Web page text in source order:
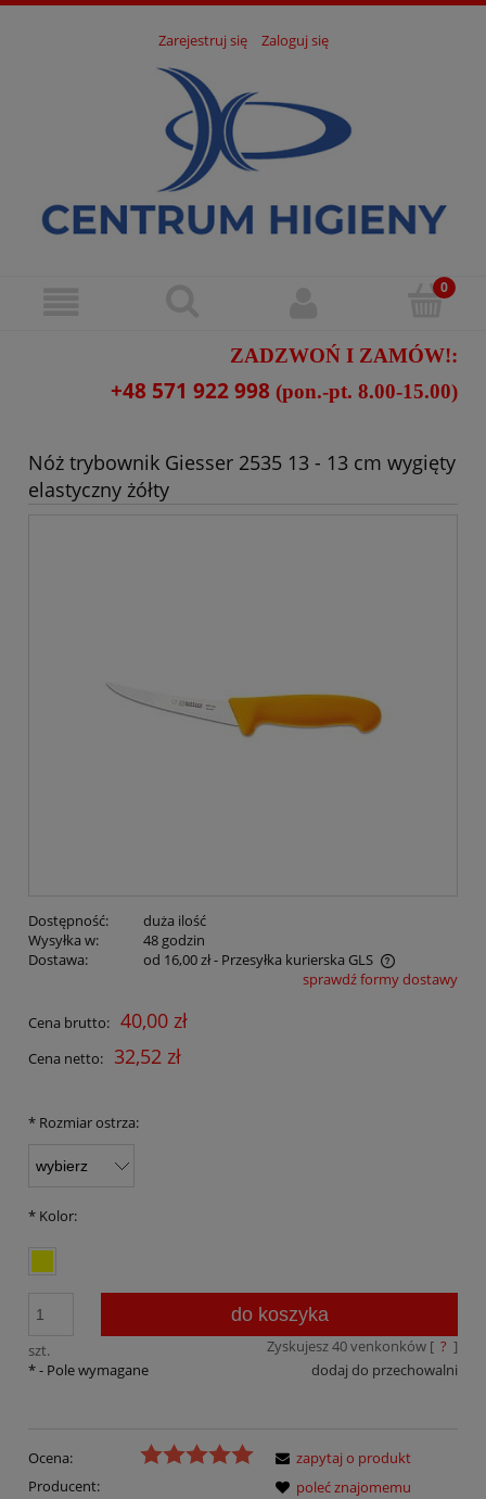
Zarejestruj się Zaloguj się
ZADZWOŃ I ZAMÓW!:
+48 571 922 998 (pon.-pt. 8.00-15.00)
Nóż trybownik Giesser 2535 13 - 13 cm wygięty
elastyczny żółty
Dostępność:
duża ilość
Wysyłka w:
48 godzin
Dostawa:
od 16,00 zł- Przesyłka kurierska GLS
Cena nie zawiera ewentualnych kosztów płatnościsprawdź formy dostawy
Cena brutto: 40,00 zł
Cena netto: 32,52 zł
* Rozmiar ostrza:
* Kolor:
szt.
do koszyka
Zyskujesz40venkonków [ ? ]
dodaj do przechowalni
*- Pole wymagane
Ocena:
Producent:
zapytaj o produkt
poleć znajomemu